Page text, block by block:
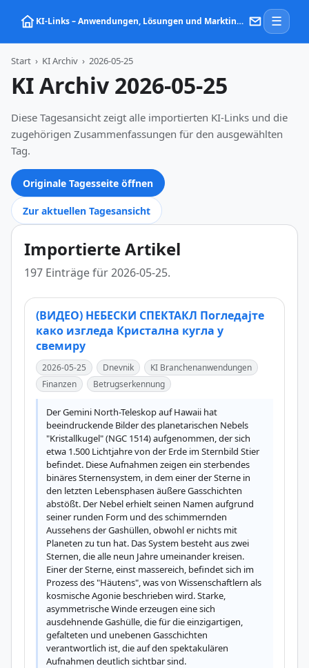
KI‑Links – Anwendungen, Lösungen und Marktinformationen zu Künstlicher Intelligenz ☰
Start › KI Archiv › 2026-05-25
KI Archiv 2026-05-25
Diese Tagesansicht zeigt alle importierten KI-Links und die
zugehörigen Zusammenfassungen für den ausgewählten
Tag.
Originale Tagesseite öffnen
Zur aktuellen Tagesansicht
Importierte Artikel
197 Einträge für 2026-05-25.
(ВИДЕО) НЕБЕСКИ СПЕКТАКЛ Погледајте
како изгледа Кристална кугла у
свемиру
2026-05-25 Dnevnik
KI Branchenanwendungen
Finanzen
Betrugserkennung
Der Gemini North-Teleskop auf Hawaii hat
beeindruckende Bilder des planetarischen Nebels
"Kristallkugel" (NGC 1514) aufgenommen, der sich
etwa 1.500 Lichtjahre von der Erde im Sternbild Stier
befindet. Diese Aufnahmen zeigen ein sterbendes
binäres Sternensystem, in dem einer der Sterne in
den letzten Lebensphasen äußere Gasschichten
abstößt. Der Nebel erhielt seinen Namen aufgrund
seiner runden Form und des schimmernden
Aussehens der Gashüllen, obwohl er nichts mit
Planeten zu tun hat. Das System besteht aus zwei
Sternen, die alle neun Jahre umeinander kreisen.
Einer der Sterne, einst massereich, befindet sich im
Prozess des "Häutens", was von Wissenschaftlern als
kosmische Agonie beschrieben wird. Starke,
asymmetrische Winde erzeugen eine sich
ausdehnende Gashülle, die für die einzigartigen,
gefalteten und unebenen Gasschichten
verantwortlich ist, die auf den spektakulären
Aufnahmen deutlich sichtbar sind.